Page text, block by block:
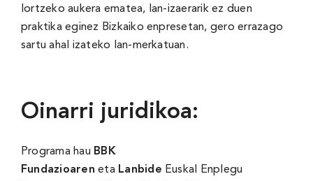
lortzeko aukera ematea, lan-izaerarik ez duen
praktika eginez Bizkaiko enpresetan, gero errazago
sartu ahal izateko lan-merkatuan.
Oinarri juridikoa:
Programa hau BBK
Fundazioaren eta Lanbide Euskal Enplegu